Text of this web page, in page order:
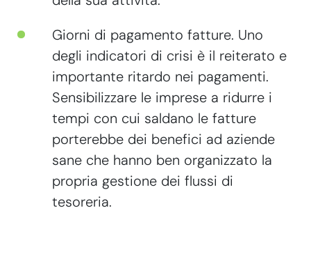
Giorni di pagamento fatture. Uno
degli indicatori di crisi è il reiterato e
importante ritardo nei pagamenti.
Sensibilizzare le imprese a ridurre i
tempi con cui saldano le fatture
porterebbe dei benefici ad aziende
sane che hanno ben organizzato la
propria gestione dei flussi di
tesoreria.